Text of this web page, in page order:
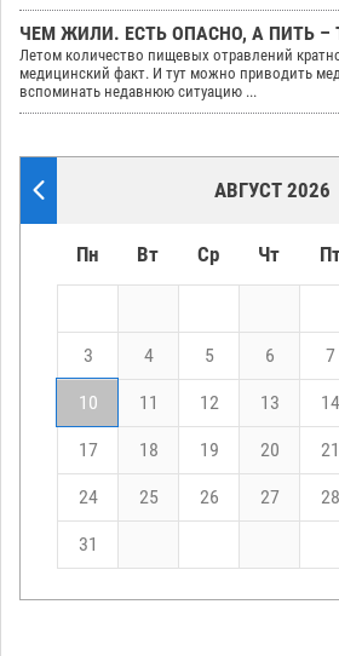
ЧЕМ ЖИЛИ. ЕСТЬ ОПАСНО, А ПИТЬ –
Летом количество пищевых отравлений
медицинский факт. И тут можно приводить
вспоминать недавнюю ситуацию ...
АВГУСТ 2026
Пн Вт Ср Чт
3 4 5 6 7
10 11 12 13 14
17 18 19 20 21
24 25 26 27 28
31